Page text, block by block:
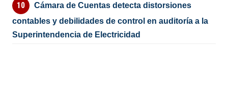
Cámara de Cuentas detecta distorsiones
contables y debilidades de control en auditoría a la
Superintendencia de Electricidad